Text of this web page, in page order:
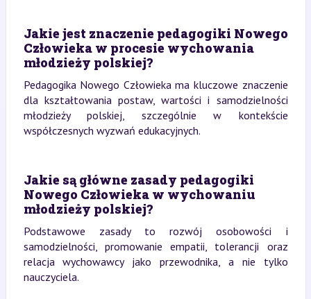
Jakie jest znaczenie pedagogiki Nowego
Człowieka w procesie wychowania
młodzieży polskiej?
Pedagogika Nowego Człowieka ma kluczowe znaczenie
dla kształtowania postaw, wartości i samodzielności
młodzieży polskiej, szczególnie w kontekście
współczesnych wyzwań edukacyjnych.
Jakie są główne zasady pedagogiki
Nowego Człowieka w wychowaniu
młodzieży polskiej?
Podstawowe zasady to rozwój osobowości i
samodzielności, promowanie empatii, tolerancji oraz
relacja wychowawcy jako przewodnika, a nie tylko
nauczyciela.